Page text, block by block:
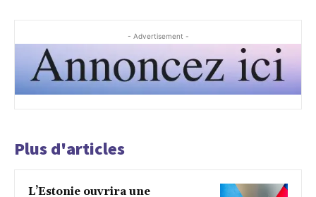
- Advertisement -
Plus d'articles
L’Estonie ouvrira une